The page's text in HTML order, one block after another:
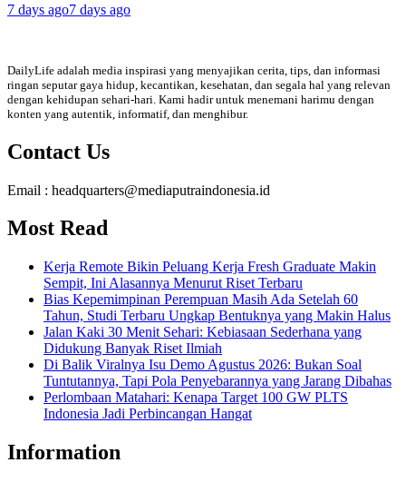
7 days ago7 days ago
DailyLife adalah media inspirasi yang menyajikan cerita, tips, dan informasi
ringan seputar gaya hidup, kecantikan, kesehatan, dan segala hal yang relevan
dengan kehidupan sehari-hari. Kami hadir untuk menemani harimu dengan
konten yang autentik, informatif, dan menghibur.
Contact Us
Email : headquarters@mediaputraindonesia.id
Most Read
Kerja Remote Bikin Peluang Kerja Fresh Graduate Makin
Sempit, Ini Alasannya Menurut Riset Terbaru
Bias Kepemimpinan Perempuan Masih Ada Setelah 60
Tahun, Studi Terbaru Ungkap Bentuknya yang Makin Halus
Jalan Kaki 30 Menit Sehari: Kebiasaan Sederhana yang
Didukung Banyak Riset Ilmiah
Di Balik Viralnya Isu Demo Agustus 2026: Bukan Soal
Tuntutannya, Tapi Pola Penyebarannya yang Jarang Dibahas
Perlombaan Matahari: Kenapa Target 100 GW PLTS
Indonesia Jadi Perbincangan Hangat
Information